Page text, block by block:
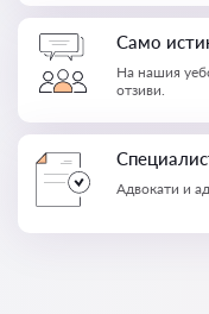
Само
На нашия
отзиви.
Адвокати и